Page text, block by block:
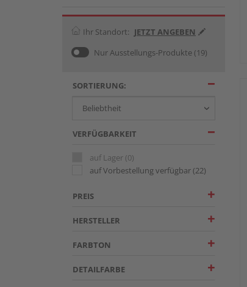
Ihr Standort: JETZT ANGEBEN
Nur Ausstellungs-Produkte (19)
SORTIERUNG:
VERFÜGBARKEIT
auf Lager (0)
auf Vorbestellung verfügbar(22)
PREIS
HERSTELLER
FARBTON
DETAILFARBE